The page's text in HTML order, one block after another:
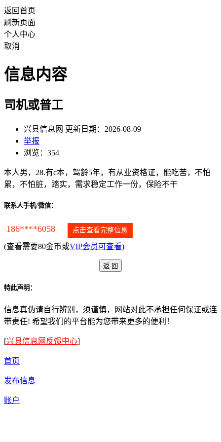
返回首页
刷新页面
个人中心
取消
信息内容
司机或普工
兴县信息网 更新日期：2026-08-09
举报
浏览：354
本人男，28.有c本，驾龄5年，有从业资格证，能吃苦，不怕
累，不怕脏，踏实，需求稳定工作一份，保险不干
联系人手机/微信：
186****6058 点击查看完整信息
(查看需要80金币或VIP会员可查看)
特此声明：
信息真伪请自行辨别，须谨慎，网站对此不承担任何保证或连
带责任! 希望我们的平台能为您带来更多的便利！
[兴县信息网反馈中心]
首页
发布信息
账户